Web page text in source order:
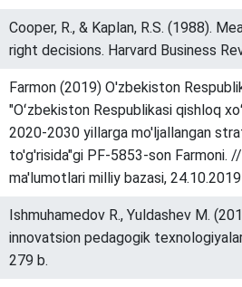
Cooper, R., & Kaplan, R.S. (1988).
right decisions. Harvard Business
Farmon (2019) O'zbekiston
"Oʻzbekiston Respublikasi qishloq
2020-2030 yillarga mo'ljallangan
to'g'risida"gi PF-5853-son Farmoni.
ma'lumotlari milliy bazasi,
Ishmuhamedov R., Yuldashev M.
innovatsion pedagogik
279 b.